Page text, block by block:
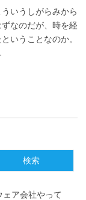
いうしがらみから
なのだが、時を経
いうことなのか。
検索
ア会社やって